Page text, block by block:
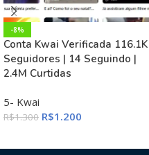
-8%
Conta Kwai Verificada 116.1K
Seguidores | 14 Seguindo |
2.4M Curtidas
5- Kwai
R$1.300 R$1.200